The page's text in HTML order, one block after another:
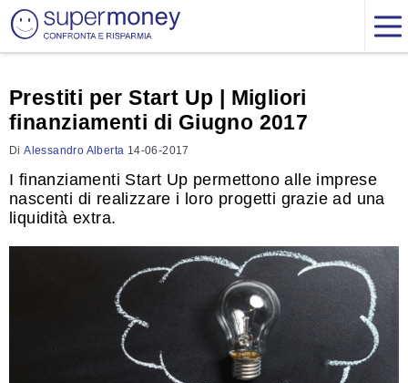
Prestiti per Start Up | Migliori
finanziamenti di Giugno 2017
DiAlessandro Alberta 14-06-2017
I finanziamenti Start Up permettono alle imprese
nascenti di realizzare i loro progetti grazie ad una
liquidità extra.